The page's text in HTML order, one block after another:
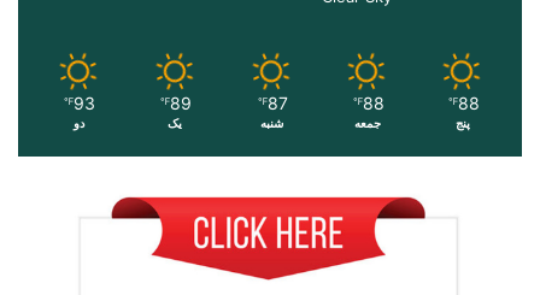
88
℉
پنج
88
℉
جمعه
87
℉
شنبه
89
℉
یک
93
℉
دو